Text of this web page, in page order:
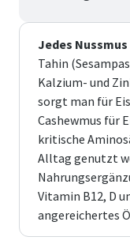
Jedes
Tahin
Kalzium- und
sorgt man für
Cashewmus für
kritische
Alltag genutzt
Vitamin B12, D
angereichertes